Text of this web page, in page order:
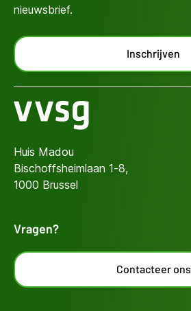
nieuwsbrief.
Inschrijven
Huis Madou
Bischoffsheimlaan 1-8,
1000 Brussel
Vragen?
Contacteer ons